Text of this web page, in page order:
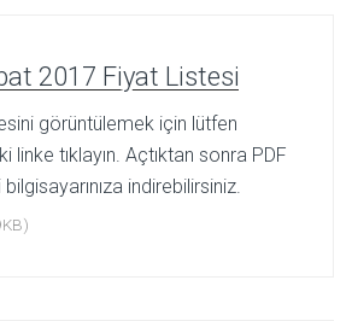
2017 Fiyat Listesi
görüntülemek için lütfen
linke tıklayın. Açtıktan sonra PDF
indirebilirsiniz.